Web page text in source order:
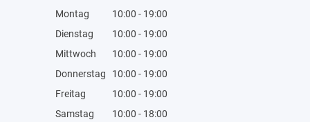
Montag
10:00 - 19:00
Dienstag
10:00 - 19:00
Mittwoch
10:00 - 19:00
Donnerstag
10:00 - 19:00
Freitag
10:00 - 19:00
Samstag
10:00 - 18:00